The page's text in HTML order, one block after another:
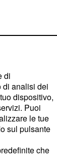
di
di analisi dei
dispositivo,
Puoi
le tue
sul pulsante
che